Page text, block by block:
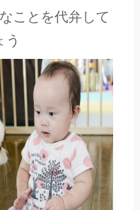
ことを代弁して
う